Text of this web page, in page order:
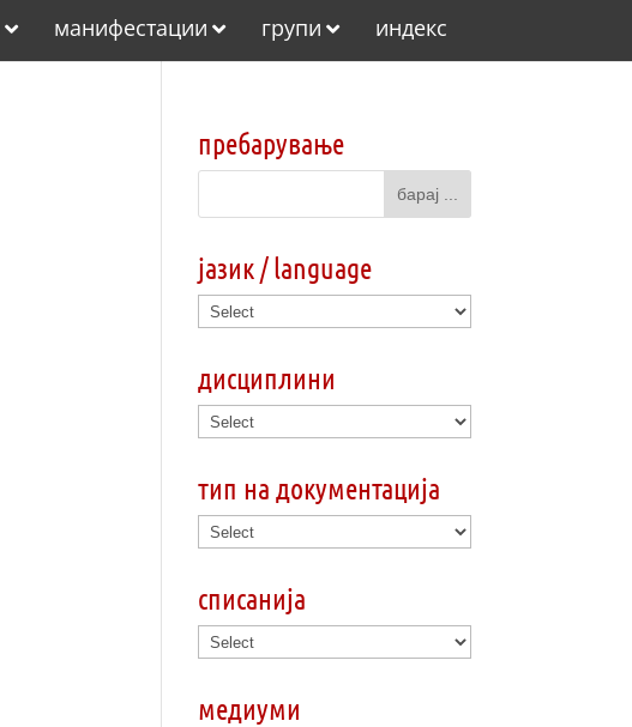
манифестации групи индекс
пребарување
јазик / language
дисциплини
тип на документација
списанија
медиуми